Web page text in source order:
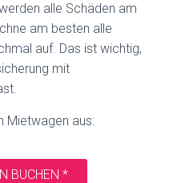
alle Schäden am
am besten alle
auf. Das ist wichtig,
mit
Mietwagen aus:
BUCHEN *